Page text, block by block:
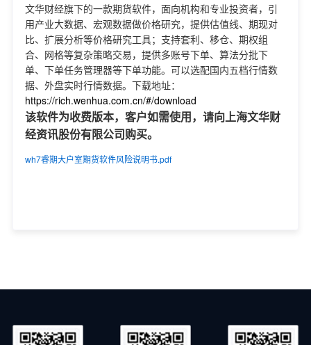
文华财经旗下的一款期货软件，面向机构和专业投资者，引
用产业大数据、宏观数据做价格研究，提供估值线、期现对
比、扩展分析等价格研究工具；支持套利、移仓、期权组
合、网格等复杂策略交易，提供多账号下单、算法分批下
单、下单任务管理器等下单功能。可以选配国内五档行情数
据、外盘实时行情数据。下载地址：
https://rich.wenhua.com.cn/#/download
该软件为收费版本，客户如需使用，请向上海文华财
经资讯股份有限公司购买。
wh7睿期大户室期货软件风险说明书.pdf